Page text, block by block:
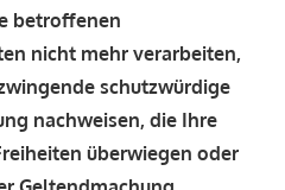
betroffenen
nicht mehr verarbeiten,
schutzwürdige
nachweisen, die Ihre
überwiegen oder